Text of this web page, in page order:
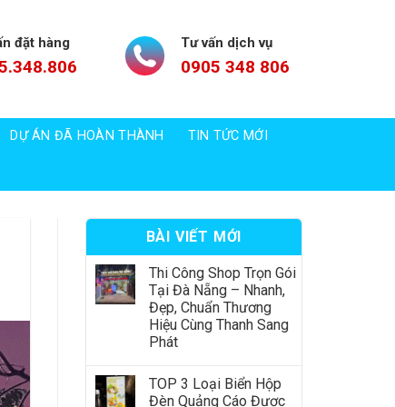
đặt hàng Tư vấn dịch vụ
0905 348 806
DỰ ÁN ĐÃ HOÀN THÀNH TIN TỨC MỚI
BÀI VIẾT MỚI
Thi Công Shop Trọn Gói
Tại Đà Nẵng – Nhanh,
Đẹp, Chuẩn Thương
Hiệu Cùng Thanh Sang
Phát
TOP 3 Loại Biển Hộp
Đèn Quảng Cáo Được